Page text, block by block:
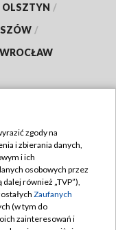
OLSZTYN /
/
WROCŁAW
zgody na
i zbierania danych,
i ich
osobowych przez
również „TVP”),
Zaufanych
(w tym do
zainteresowań i